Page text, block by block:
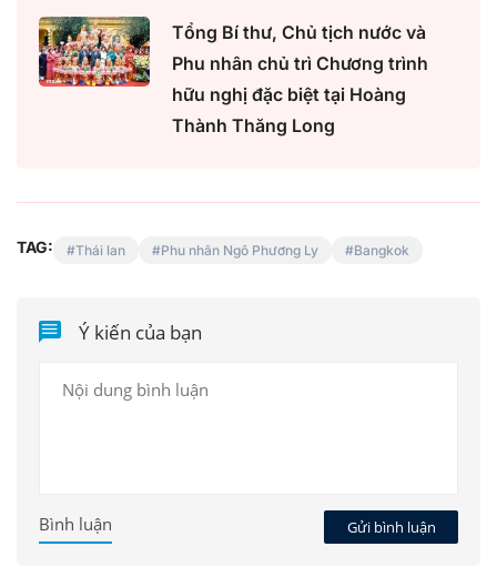
Tổng Bí thư, Chủ tịch nước và
Phu nhân chủ trì Chương trình
hữu nghị đặc biệt tại Hoàng
Thành Thăng Long
TAG: Thái lan Phu nhân Ngô Phương Ly Bangkok
Ý kiến của bạn
Gửi bình luận
Bình luận